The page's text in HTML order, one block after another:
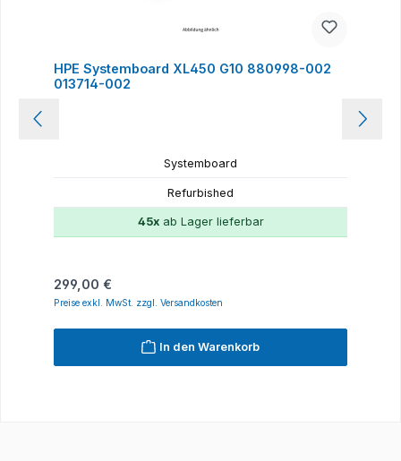
HPE Systemboard XL450 G10 880998-002
013714-002
Systemboard
Refurbished
45xab Lager lieferbar
Regulärer Preis:
299,00 €
Preise exkl. MwSt. zzgl. Versandkosten
In den Warenkorb